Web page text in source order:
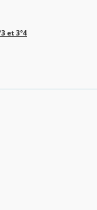
et 3°4